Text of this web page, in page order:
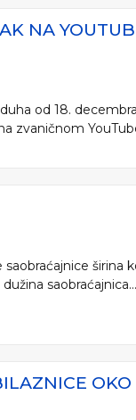
NA
od 18.
zvaničnom
širina
saobraćajnica...